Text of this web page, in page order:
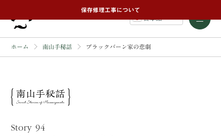
保存修理工事について
ホーム 南山手秘話 ブラックバーン家の悲劇
Story 94